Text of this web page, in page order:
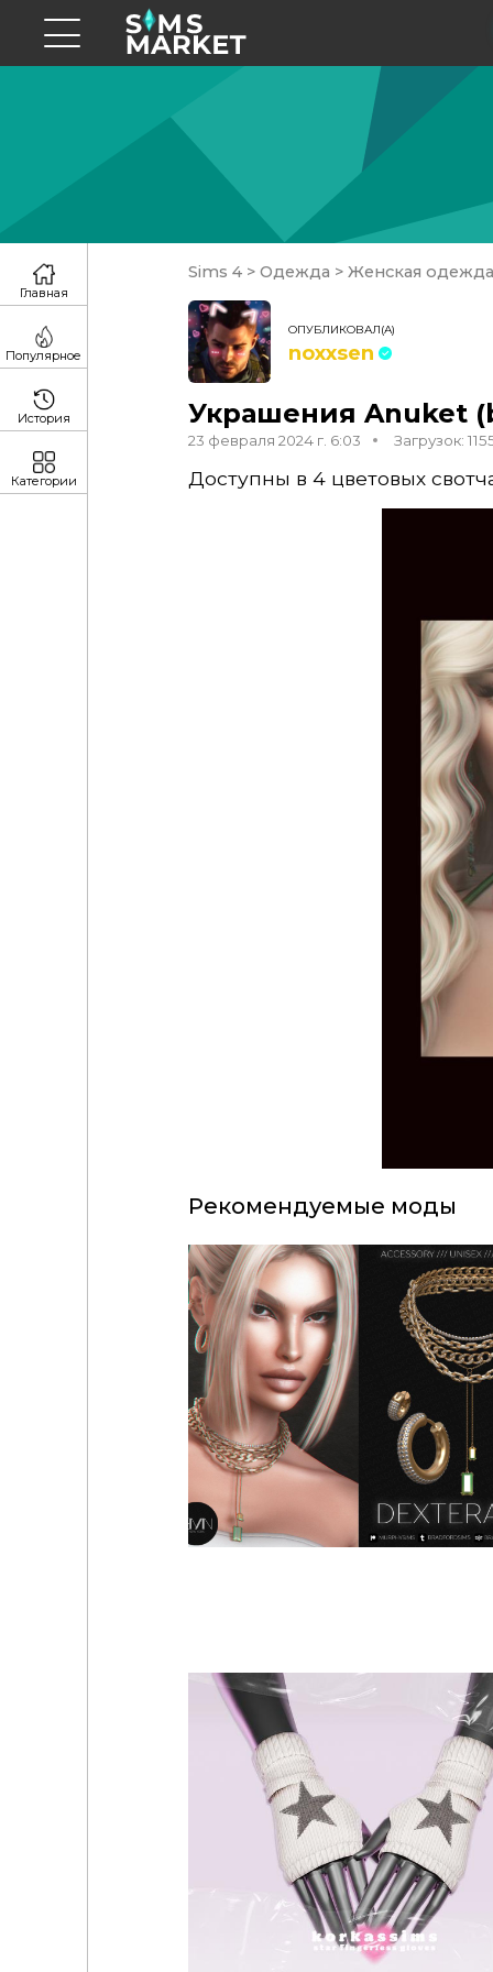
Sims 4 > Одежда > Женская одежда
ОПУБЛИКОВАЛ(А)
noxxsen
Украшения Anuket
23 февраля 2024 г. 6:03 Загрузок:
Доступны в 4 цветовых
Рекомендуемые моды
Главная
Популярное
История
Категории